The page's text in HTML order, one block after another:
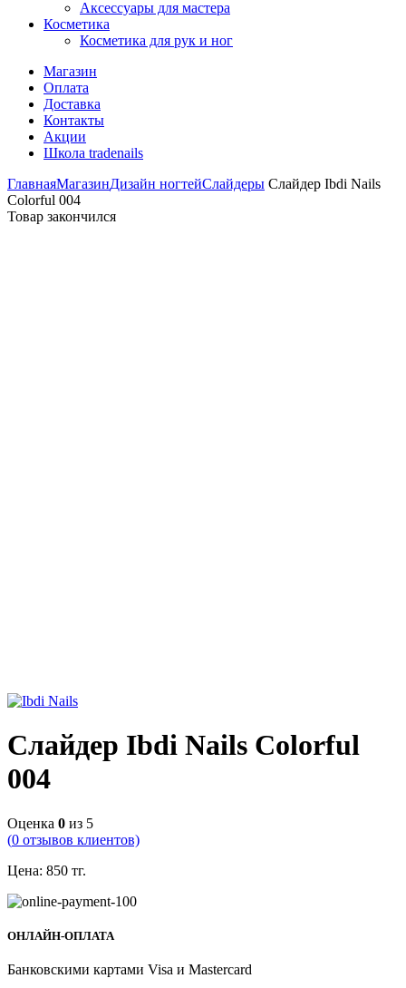
Аксессуары для мастера
Косметика
Косметика для рук и ног
Магазин
Оплата
Доставка
Контакты
Акции
Школа tradenails
ГлавнаяМагазинДизайн ногтейСлайдеры Слайдер Ibdi Nails
Colorful 004
Товар закончился
Слайдер Ibdi Nails Colorful
004
Оценка 0 из 5
(0 отзывов клиентов)
Цена: 850 тг.
ОНЛАЙН-ОПЛАТА
Банковскими картами Visa и Mastercard